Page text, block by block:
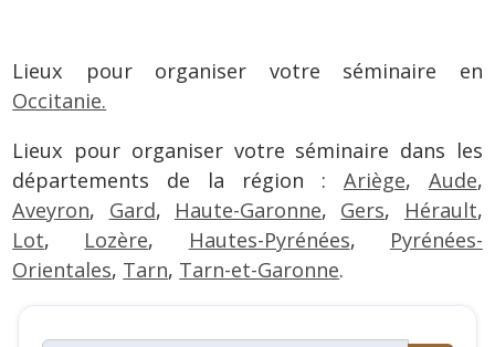
Lieux pour organiser votre séminaire en
Occitanie.
Lieux pour organiser votre séminaire dans les
départements de la région : Ariège, Aude,
Aveyron, Gard, Haute-Garonne, Gers, Hérault,
Lot, Lozère, Hautes-Pyrénées, Pyrénées-
Orientales, Tarn, Tarn-et-Garonne.